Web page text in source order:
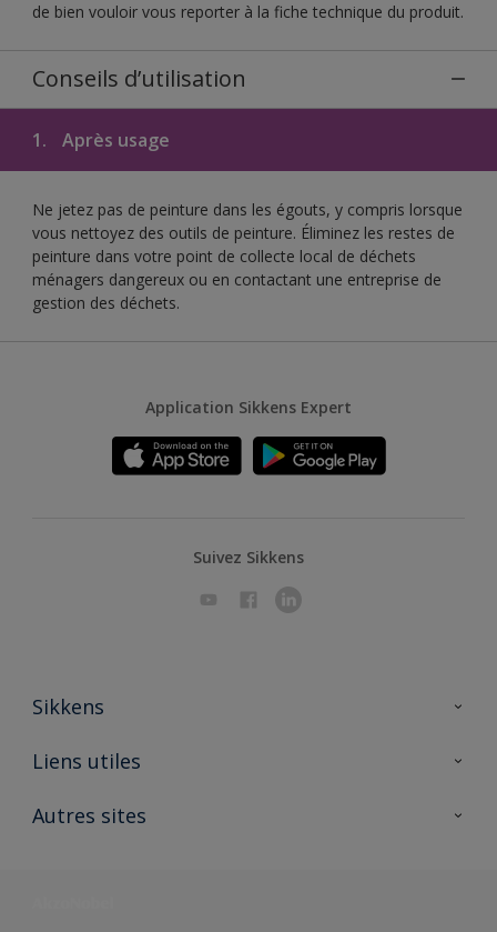
de bien vouloir vous reporter à la fiche technique du produit.
Conseils d’utilisation
1. Après usage
Ne jetez pas de peinture dans les égouts, y compris lorsque
vous nettoyez des outils de peinture. Éliminez les restes de
peinture dans votre point de collecte local de déchets
ménagers dangereux ou en contactant une entreprise de
gestion des déchets.
Application Sikkens Expert
Suivez Sikkens
Sikkens
A propos de Sikkens
Liens utiles
Ouvrir un magasin PASS
Autres sites